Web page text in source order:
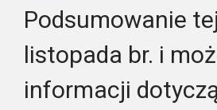
Podsumowanie
listopada br. i
informacji